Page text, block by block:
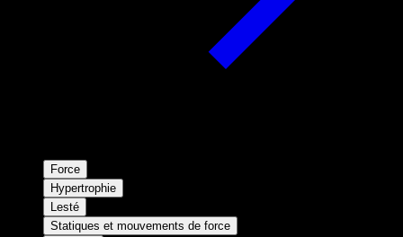
Force
Hypertrophie
Lesté
Statiques et mouvements de force